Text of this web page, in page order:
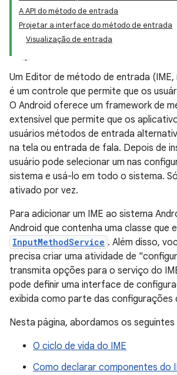
A API do método de entrada
Projetar a interface do método de entrada
Visualização de entrada
Um Editor de método de entrada (IME,
é um controle que permite que os
O Android oferece um framework de
extensível que permite que os
usuários métodos de entrada
na tela ou entrada de fala. Depois de
usuário pode selecionar um nas
sistema e usá-lo em todo o sistema.
ativado por vez.
Para adicionar um IME ao sistema
Android que contenha uma classe que
InputMethodService . Além disso,
precisa criar uma atividade de
transmita opções para o serviço do
pode definir uma interface de
exibida como parte das configurações
Nesta página, abordamos os
O ciclo de vida do IME
Como declarar componentes do